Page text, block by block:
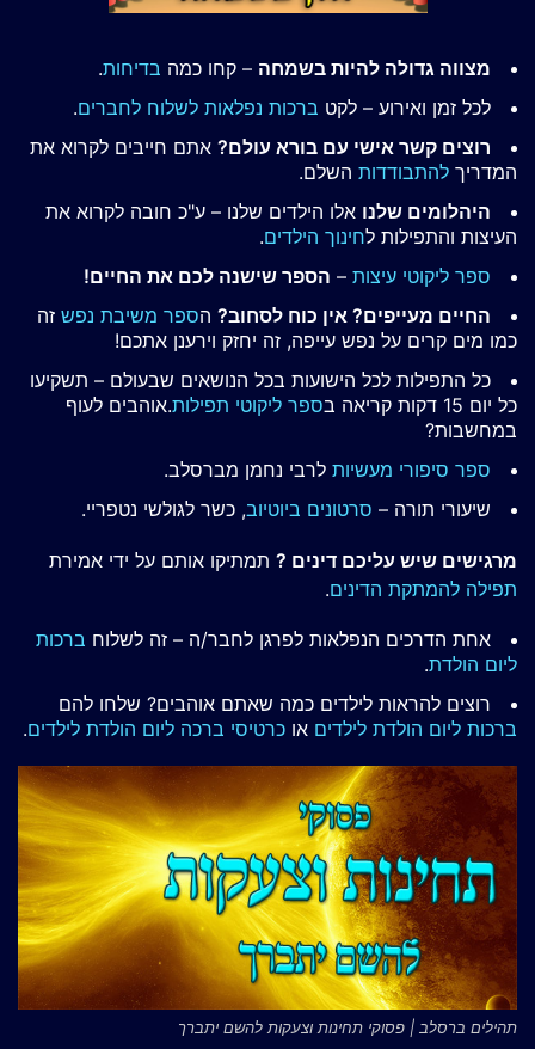
מצווה גדולה להיות בשמחה – קחו כמה בדיחות.
לכל זמן ואירוע – לקט ברכות נפלאות לשלוח לחברים.
רוצים קשר אישי עם בורא עולם? אתם חייבים לקרוא את
המדריך להתבודדות השלם.
היהלומים שלנו אלו הילדים שלנו – ע"כ חובה לקרוא את
העיצות והתפילות לחינוך הילדים.
ספר ליקוטי עיצות – הספר שישנה לכם את החיים!
החיים מעייפים? אין כוח לסחוב? הספר משיבת נפש זה
כמו מים קרים על נפש עייפה, זה יחזק וירענן אתכם!
כל התפילות לכל הישועות בכל הנושאים שבעולם – תשקיעו
כל יום 15 דקות קריאה ב
ספר ליקוטי תפילות.אוהבים לעוף
במחשבות?
ספר סיפורי מעשיות לרבי נחמן מברסלב.
שיעורי תורה – סרטונים ביוטיוב, כשר לגולשי נטפריי.
מרגישים שיש עליכם דינים ? תמתיקו אותם על ידי אמירת
תפילה להמתקת הדינים.
אחת הדרכים הנפלאות לפרגן לחבר/ה – זה לשלוח ברכות
ליום הולדת.
רוצים להראות לילדים כמה שאתם אוהבים? שלחו להם
ברכות ליום הולדת לילדים או כרטיסי ברכה ליום הולדת לילדים.
תהילים ברסלב | פסוקי תחינות וצעקות להשם יתברך